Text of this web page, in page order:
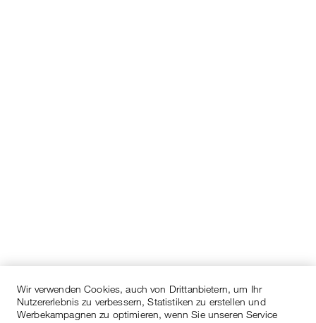
Wir verwenden Cookies, auch von Drittanbietern, um Ihr
Nutzererlebnis zu verbessern, Statistiken zu erstellen und
Werbekampagnen zu optimieren, wenn Sie unseren Service